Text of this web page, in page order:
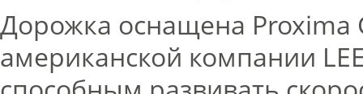
Дорожка оснащена
американской компании